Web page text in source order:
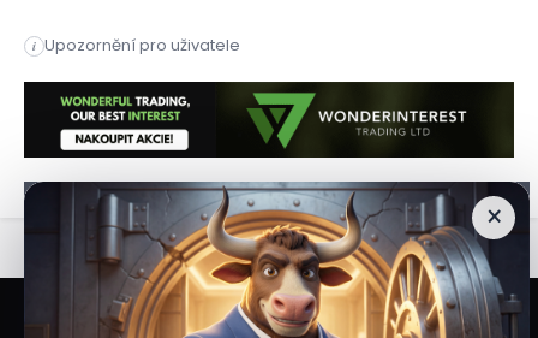
i Upozornění pro uživatele
Akcie třídy B společnosti Berkshire Hathaway
×
Veškeré informace a materiály zveřejněné na internetových stránkách